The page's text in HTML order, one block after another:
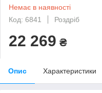
Немає в наявності
Код: 6841
Роздріб
22 269 ₴
Опис Характеристики